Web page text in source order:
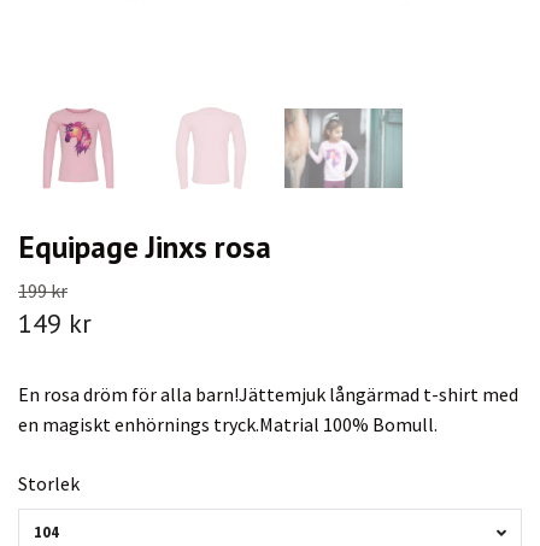
Equipage Jinxs rosa
199 kr
149 kr
En rosa dröm för alla barn!Jättemjuk långärmad t-shirt med
en magiskt enhörnings tryck.Matrial 100% Bomull.
Storlek
104